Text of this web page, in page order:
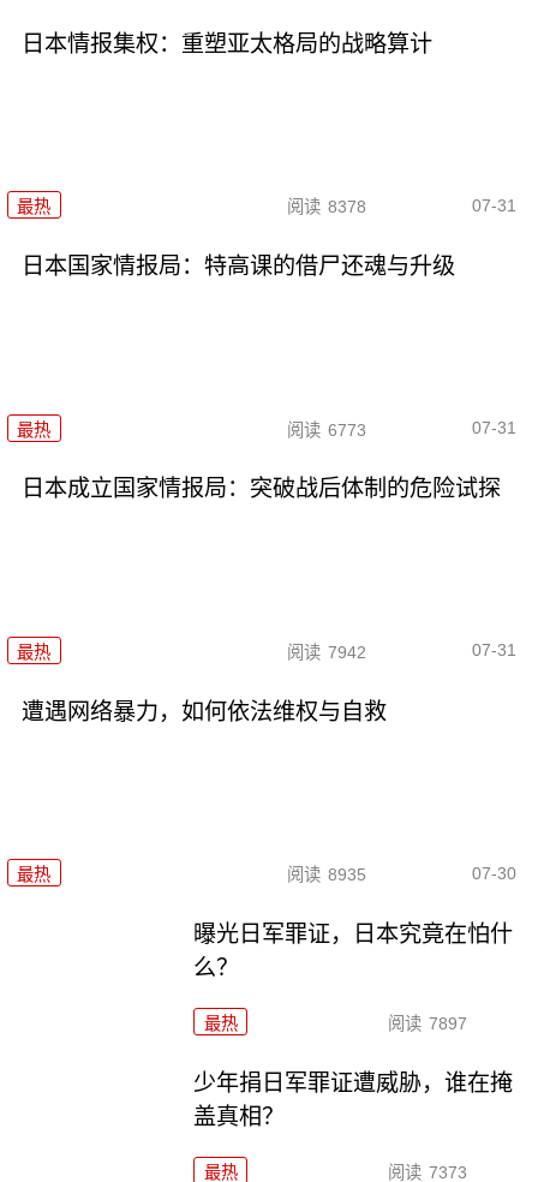
日本情报集权：重塑亚太格局的战略算计
最热 阅读 8378 07-31
日本国家情报局：特高课的借尸还魂与升级
最热 阅读 6773 07-31
日本成立国家情报局：突破战后体制的危险试探
最热 阅读 7942 07-31
遭遇网络暴力，如何依法维权与自救
最热 阅读 8935 07-30
曝光日军罪证，日本究竟在怕什
么？
最热 阅读 7897
少年捐日军罪证遭威胁，谁在掩
盖真相？
最热 阅读 7373